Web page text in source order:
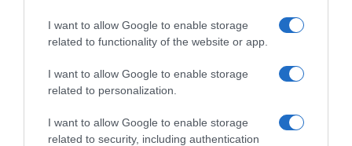
I want to allow Google to enable storage
related to functionality of the website or app.
I want to allow Google to enable storage
related to personalization.
I want to allow Google to enable storage
related to security, including authentication